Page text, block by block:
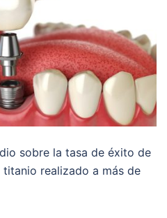
sobre la tasa de éxito de
realizado a más de